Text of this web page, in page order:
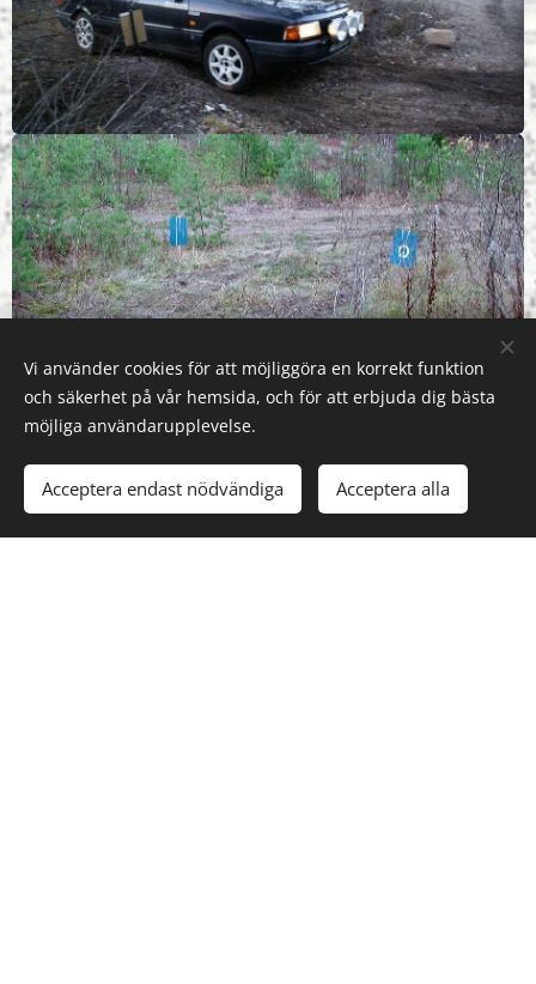
Vi använder cookies för att möjliggöra en korrekt funktion
och säkerhet på vår hemsida, och för att erbjuda dig bästa
möjliga användarupplevelse.
Acceptera endast nödvändiga Acceptera alla